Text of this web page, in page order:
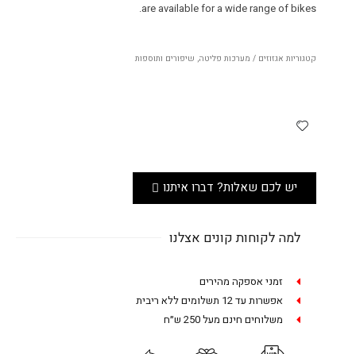
are available for a wide range of bikes.
קטגוריות אגזוזים / מערכות פליטה, שיפורים ותוספות
יש לכם שאלות? דברו איתנו
למה לקוחות קונים אצלנו
זמני אספקה מהירים
אפשרות עד 12 תשלומים ללא ריבית
משלוחים חינם מעל 250 ש״ח